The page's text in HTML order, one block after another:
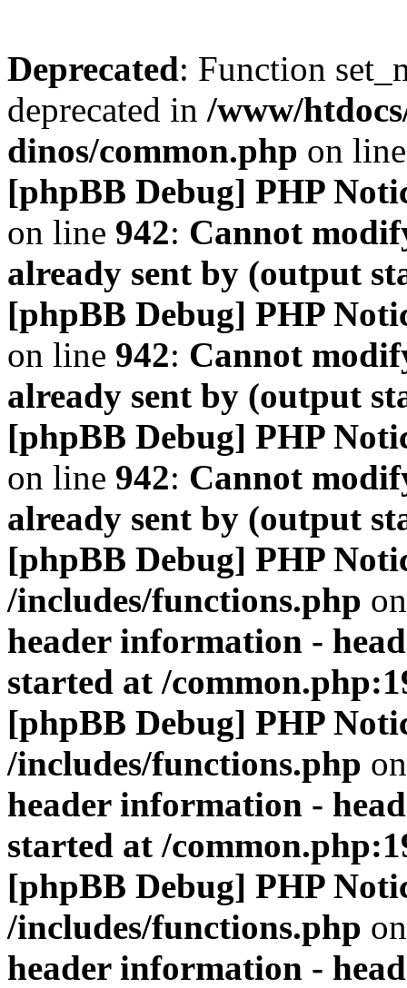
Deprecated: Function
deprecated in /www/
dinos/common.php on
[phpBB Debug] PHP
on line 942: Cannot
already sent by (output
[phpBB Debug] PHP
on line 942: Cannot
already sent by (output
[phpBB Debug] PHP
on line 942: Cannot
already sent by (output
[phpBB Debug] PHP
/includes/functions.php
header information -
started at /
[phpBB Debug] PHP
/includes/functions.php
header information -
started at /
[phpBB Debug] PHP
/includes/functions.php
header information -